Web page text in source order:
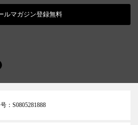
ルマガジン登録無料
： S0805281888